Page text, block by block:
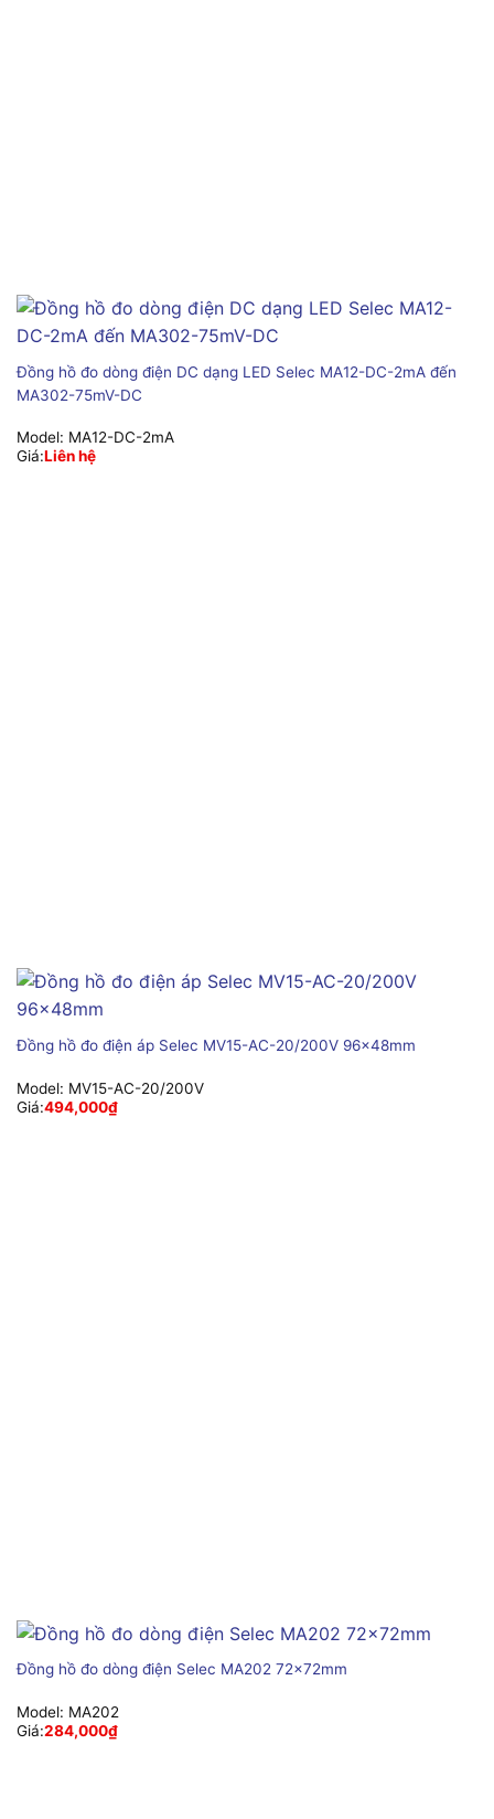
Đồng hồ đo dòng điện DC dạng LED Selec MA12-DC-2mA đến
MA302-75mV-DC
Model: MA12-DC-2mA
Giá:Liên hệ
Đồng hồ đo điện áp Selec MV15-AC-20/200V 96x48mm
Model: MV15-AC-20/200V
Giá:494,000₫
Đồng hồ đo dòng điện Selec MA202 72x72mm
Model: MA202
Giá:284,000₫